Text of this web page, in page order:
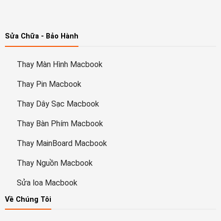
Sửa Chữa - Bảo Hành
Thay Màn Hình Macbook
Thay Pin Macbook
Thay Dây Sạc Macbook
Thay Bàn Phím Macbook
Thay MainBoard Macbook
Thay Nguồn Macbook
Sửa loa Macbook
Về Chúng Tôi